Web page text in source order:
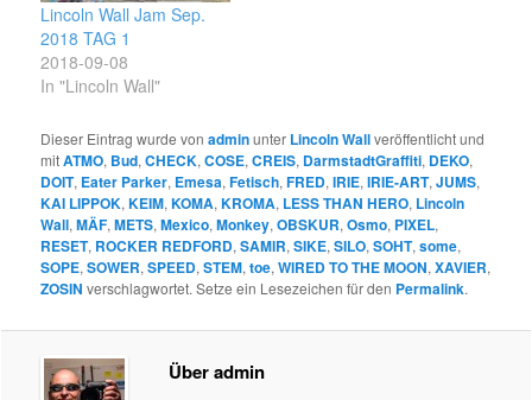
Lincoln Wall Jam Sep.
2018 TAG 1
2018-09-08
In "Lincoln Wall"
Dieser Eintrag wurde vonadminunter Lincoln Wallveröffentlicht und
mitATMO, Bud,CHECK,COSE,CREIS, DarmstadtGraffiti, DEKO,
DOIT, Eater Parker, Emesa,Fetisch,FRED,IRIE,IRIE-ART,JUMS,
KAI LIPPOK,KEIM,KOMA,KROMA, LESS THAN HERO, Lincoln
Wall,MÄF,METS,Mexico,Monkey,OBSKUR,Osmo, PIXEL,
RESET, ROCKER REDFORD,SAMIR,SIKE,SILO,SOHT,some,
SOPE,SOWER,SPEED,STEM,toe,WIRED TO THE MOON,XAVIER,
ZOSIN verschlagwortet. Setze ein Lesezeichen für den Permalink.
Über admin